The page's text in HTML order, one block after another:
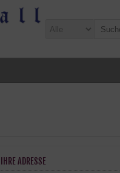
IHRE ADRESSE